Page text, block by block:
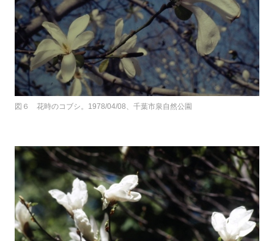
図６ 花時のコブシ。1978/04/08、千葉市泉自然公園